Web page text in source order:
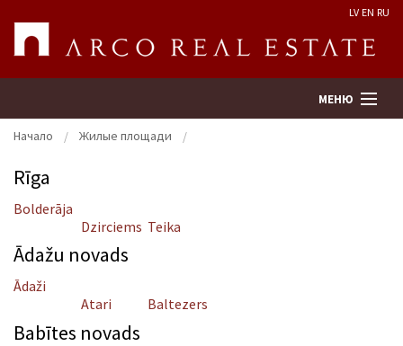
LV EN RU
МЕНЮ
Поиск
Оценка недвижимости
Предприятие
Услуги
Начало Жилые площади
Rīga
Bolderāja
Dzirciems Teika
Ādažu novads
Ādaži
Atari
Baltezers
Babītes novads